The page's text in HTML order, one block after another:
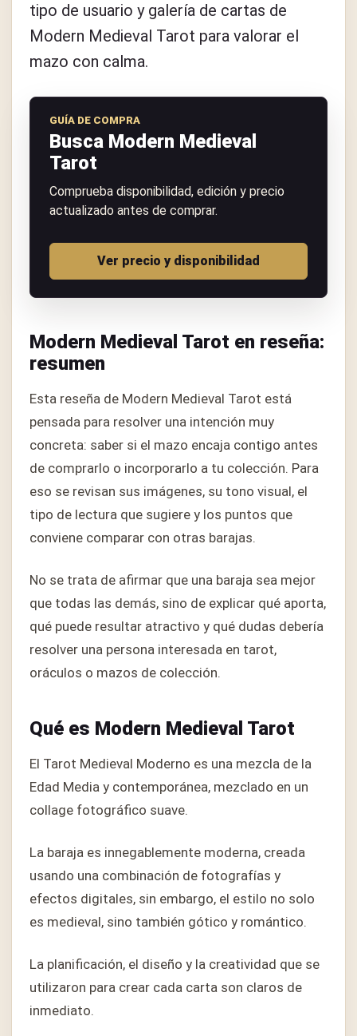
tipo de usuario y galería de cartas de
Modern Medieval Tarot para valorar el
mazo con calma.
GUÍA DE COMPRA
Busca Modern Medieval
Tarot
Comprueba disponibilidad, edición y precio
actualizado antes de comprar.
Ver precio y disponibilidad
Modern Medieval Tarot en reseña:
resumen
Esta reseña de Modern Medieval Tarot está
pensada para resolver una intención muy
concreta: saber si el mazo encaja contigo antes
de comprarlo o incorporarlo a tu colección. Para
eso se revisan sus imágenes, su tono visual, el
tipo de lectura que sugiere y los puntos que
conviene comparar con otras barajas.
No se trata de afirmar que una baraja sea mejor
que todas las demás, sino de explicar qué aporta,
qué puede resultar atractivo y qué dudas debería
resolver una persona interesada en tarot,
oráculos o mazos de colección.
Qué es Modern Medieval Tarot
El Tarot Medieval Moderno es una mezcla de la
Edad Media y contemporánea, mezclado en un
collage fotográfico suave.
La baraja es innegablemente moderna, creada
usando una combinación de fotografías y
efectos digitales, sin embargo, el estilo no solo
es medieval, sino también gótico y romántico.
La planificación, el diseño y la creatividad que se
utilizaron para crear cada carta son claros de
inmediato.